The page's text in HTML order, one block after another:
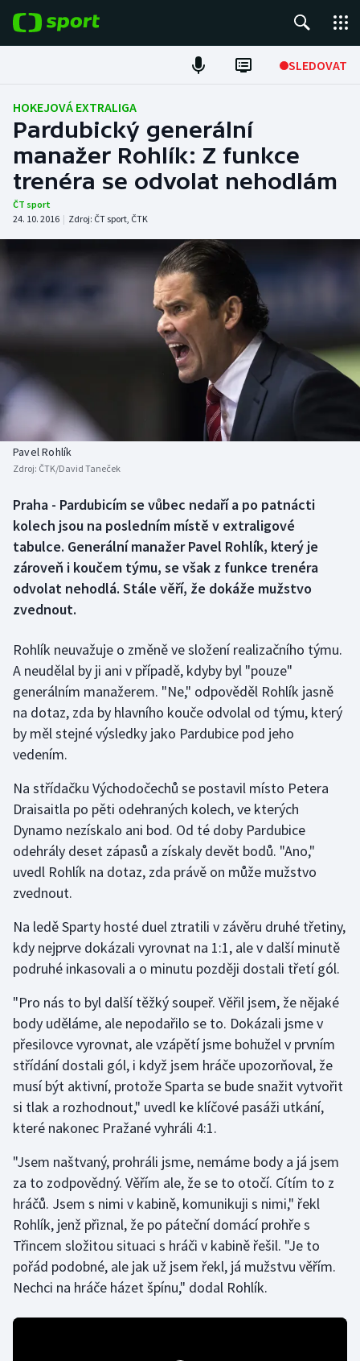
SLEDOVAT
Fotbal
Hokej
Tenis
Atletika
Cyklistika
Americký fotbal
Baseball a softbal
Basketbal
Biatlon
Box
Curling
Dostihy
Florbal
Futsal
Golf
Gymnastika
Házená
Jezdectví
Judo
Lezení
Moderní pětiboj
Motorsport
Olympijské hry
Plavání
Plážový volejbal
Ragby
NEPŘEHLÉDNĚTE
Soutěže
Historické návraty
Aplikace ČT sport
HOKEJOVÁ EXTRALIGA
Pardubický generální
manažer Rohlík: Z funkce
trenéra se odvolat nehodlám
ČT sport
24. 10. 2016 | Zdroj: ČT sport, ČTK
Pavel Rohlík
Zdroj: ČTK/David Taneček
Praha - Pardubicím se vůbec nedaří a po patnácti
kolech jsou na posledním místě v extraligové
tabulce. Generální manažer Pavel Rohlík, který je
zároveň i koučem týmu, se však z funkce trenéra
odvolat nehodlá. Stále věří, že dokáže mužstvo
zvednout.
Rohlík neuvažuje o změně ve složení realizačního týmu.
A neudělal by ji ani v případě, kdyby byl "pouze"
generálním manažerem. "Ne," odpověděl Rohlík jasně
na dotaz, zda by hlavního kouče odvolal od týmu, který
by měl stejné výsledky jako Pardubice pod jeho
vedením.
Na střídačku Východočechů se postavil místo Petera
Draisaitla po pěti odehraných kolech, ve kterých
Dynamo nezískalo ani bod. Od té doby Pardubice
odehrály deset zápasů a získaly devět bodů. "Ano,"
uvedl Rohlík na dotaz, zda právě on může mužstvo
zvednout.
Na ledě Sparty hosté duel ztratili v závěru druhé třetiny,
kdy nejprve dokázali vyrovnat na 1:1, ale v další minutě
podruhé inkasovali a o minutu později dostali třetí gól.
"Pro nás to byl další těžký soupeř. Věřil jsem, že nějaké
body uděláme, ale nepodařilo se to. Dokázali jsme v
přesilovce vyrovnat, ale vzápětí jsme bohužel v prvním
střídání dostali gól, i když jsem hráče upozorňoval, že
musí být aktivní, protože Sparta se bude snažit vytvořit
si tlak a rozhodnout," uvedl ke klíčové pasáži utkání,
které nakonec Pražané vyhráli 4:1.
"Jsem naštvaný, prohráli jsme, nemáme body a já jsem
za to zodpovědný. Věřím ale, že se to otočí. Cítím to z
hráčů. Jsem s nimi v kabině, komunikuji s nimi," řekl
Rohlík, jenž přiznal, že po páteční domácí prohře s
Třincem složitou situaci s hráči v kabině řešil. "Je to
pořád podobné, ale jak už jsem řekl, já mužstvu věřím.
Nechci na hráče házet špínu," dodal Rohlík.